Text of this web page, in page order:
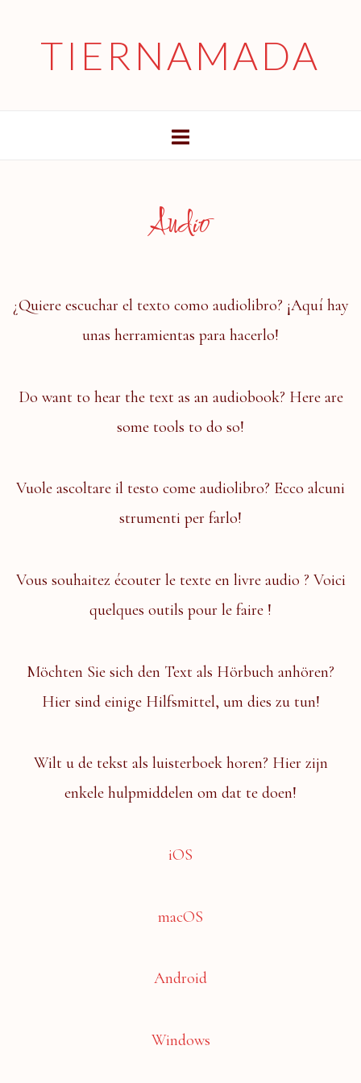
TIERNAMADA
Audio
¿Quiere escuchar el texto como audiolibro? ¡Aquí hay
unas herramientas para hacerlo!
Do want to hear the text as an audiobook? Here are
some tools to do so!
Vuole ascoltare il testo come audiolibro? Ecco alcuni
strumenti per farlo!
Vous souhaitez écouter le texte en livre audio ? Voici
quelques outils pour le faire !
Möchten Sie sich den Text als Hörbuch anhören?
Hier sind einige Hilfsmittel, um dies zu tun!
Wilt u de tekst als luisterboek horen? Hier zijn
enkele hulpmiddelen om dat te doen!
iOS
macOS
Android
Windows